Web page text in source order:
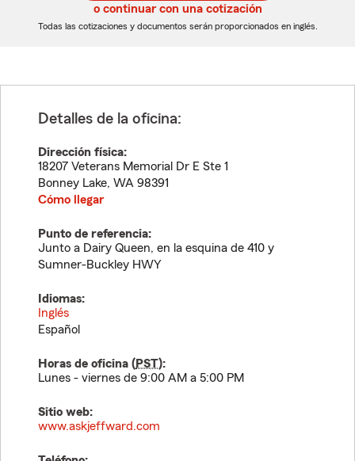
dígitos
dígitos
o continuar con una cotización
Todas las cotizaciones y documentos serán proporcionados en inglés.
Detalles de la oficina:
Dirección física:
18207 Veterans Memorial Dr E Ste 1
Bonney Lake, WA 98391
Cómo llegar
Punto de referencia:
Junto a Dairy Queen, en la esquina de 410 y
Sumner-Buckley HWY
Idiomas:
Inglés
Español
Horas de oficina (PST):
Lunes - viernes de 9:00 AM a 5:00 PM
Sitio web:
www.askjeffward.com